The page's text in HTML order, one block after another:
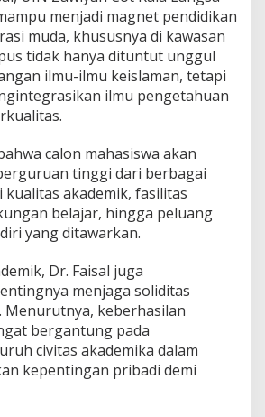
menjadi magnet pendidikan
muda, khususnya di kawasan
tidak hanya dituntut unggul
ilmu-ilmu keislaman, tetapi
ilmu pengetahuan
calon mahasiswa akan
tinggi dari berbagai
kualitas akademik, fasilitas
belajar, hingga peluang
yang ditawarkan.
Dr. Faisal juga
menjaga soliditas
Menurutnya, keberhasilan
bergantung pada
civitas akademika dalam
kepentingan pribadi demi